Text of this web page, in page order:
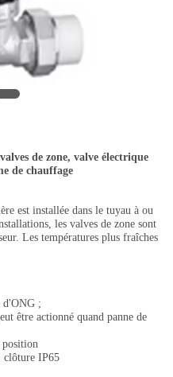
de zone, valve électrique
de chauffage
est installée dans le tuyau à ou
les valves de zone sont
Les températures plus fraîches
d'ONG ;
être actionné quand panne de
position
clôture IP65